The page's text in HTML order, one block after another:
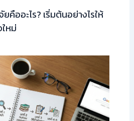
คืออะไร? เริ่มต้นอย่างไรให้
หม่